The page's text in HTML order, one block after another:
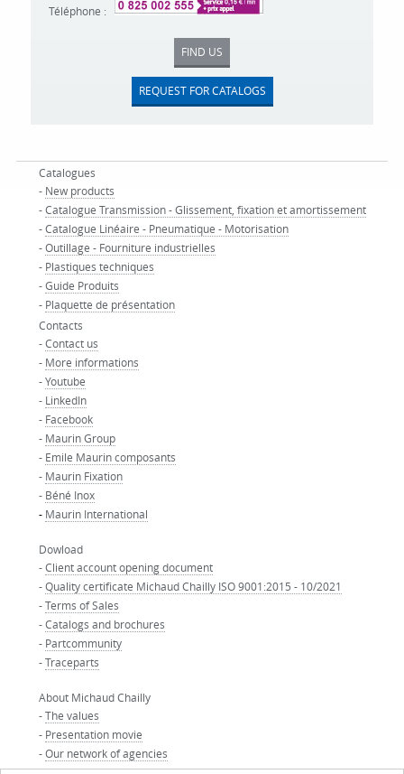
Téléphone :
FIND US
REQUEST FOR CATALOGS
Catalogues
- New products
-Catalogue Transmission - Glissement, fixation et amortissement
-Catalogue Linéaire - Pneumatique - Motorisation
-Outillage - Fourniture industrielles
- Plastiques techniques
-Guide Produits
- Plaquette de présentation
Contacts
-Contact us
- More informations
-Youtube
- LinkedIn
- Facebook
- Maurin Group
- Emile Maurin composants
- Maurin Fixation
- Béné Inox
- Maurin International
Dowload
-Client account opening document
-Quality certificate Michaud Chailly ISO 9001:2015 - 10/2021
-Terms of Sales
-Catalogs and brochures
- Partcommunity
-Traceparts
About Michaud Chailly
-The values
- Presentation movie
-Our network of agencies